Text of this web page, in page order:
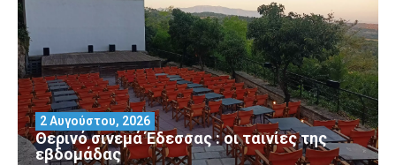
Θερινό σινεμά Έδεσσας : οι ταινίες της
εβδομάδας
2 Αυγούστου, 2026